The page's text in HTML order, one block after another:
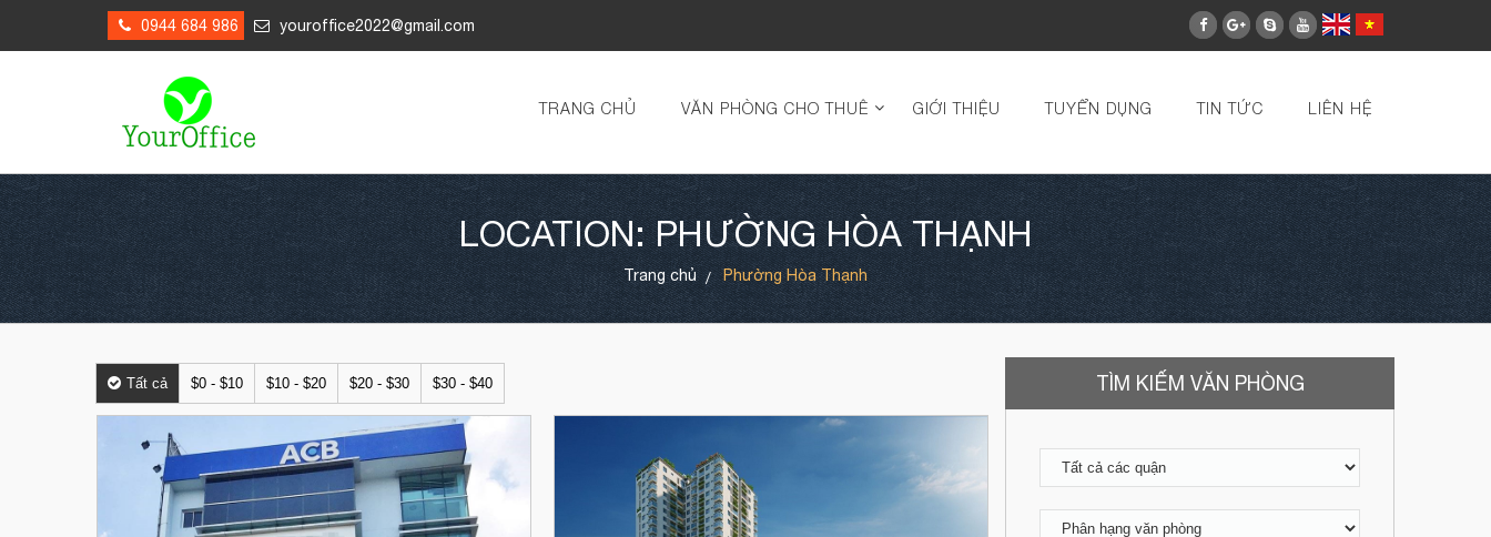
0944 684 986 youroffice2022@gmail.com
TRANG CHỦ VĂN PHÒNG CHO THUÊ GIỚI THIỆU TUYỂN DỤNG TIN TỨC LIÊN HỆ
LOCATION: PHƯỜNG HÒA THẠNH
Trang chủ Phường Hòa Thạnh
TÌM KIẾM VĂN PHÒNG
Tất cả $0 - $10 $10 - $20 $20 - $30 $30 - $40